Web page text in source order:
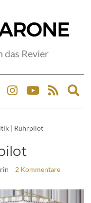
das Revier
| Ruhrpilot
2 Kommentare